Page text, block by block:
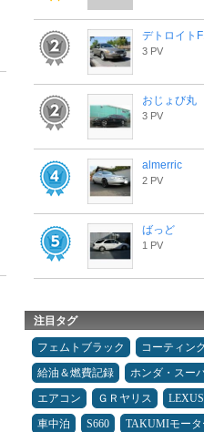
デトロイト
3 PV
おじょび丸
3 PV
almerric
2 PV
ばっど
1 PV
注目タグ
フェムトブラック コーティン
給油＆燃費記録
ホンダ・スー
エアコン
ＧＲヤリス LEXUS
車中泊
S660
TAKUMIモー